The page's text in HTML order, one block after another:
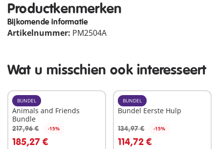
Productkenmerken
Bijkomende informatie
Artikelnummer: PM2504A
Wat u misschien ook interesseert
BUNDEL
Animals and Friends
Bundle
217,96 € -15%
185,27 €
In winkelwagen
BUNDEL
Bundel Eerste Hulp
134,97 € -15%
114,72 €
In winkelwagen